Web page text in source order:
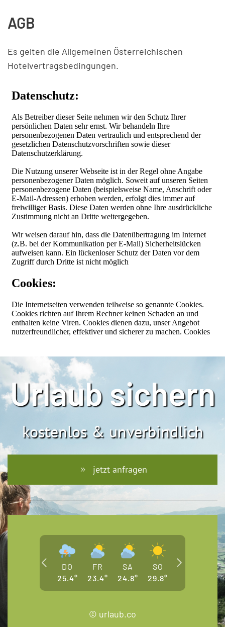
AGB
Es gelten die Allgemeinen Österreichischen
Hotelvertragsbedingungen.
Urlaub sichern
kostenlos & unverbindlich
jetzt anfragen
DO
25.4°
FR
23.4°
SA
24.8°
SO
29.8°
© urlaub.co